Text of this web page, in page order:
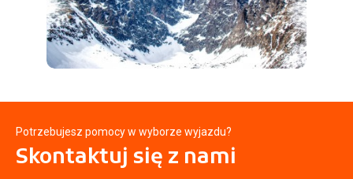
Potrzebujesz pomocy w wyborze wyjazdu?
Skontaktuj się z nami